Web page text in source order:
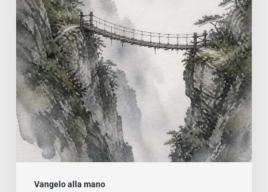
Vangelo alla mano
là
dei
sensi
|
Vangelo
del
giorno,
agosto